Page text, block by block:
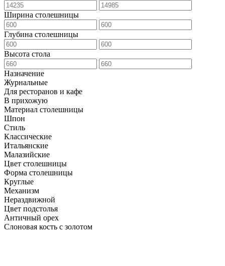
Ширина столешницы
Глубина столешницы
Высота стола
Назначение
Журнальные
Для ресторанов и кафе
В прихожую
Материал столешницы
Шпон
Стиль
Классические
Итальянские
Малазийские
Цвет столешницы
Форма столешницы
Круглые
Механизм
Нераздвижной
Цвет подстолья
Античный орех
Слоновая кость с золотом